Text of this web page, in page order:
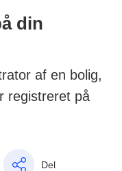
din
af en bolig,
registreret på
Del